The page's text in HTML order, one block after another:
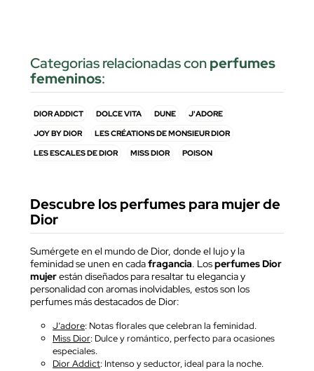
Categorias relacionadas conperfumes
femeninos:
DIOR ADDICT DOLCE VITA DUNE
J'ADORE
JOY BY DIOR
LES CRÉATIONS DE MONSIEUR DIOR
LES ESCALES DE DIOR
MISS DIOR POISON
Descubre los perfumes para mujer de
Dior
Sumérgete en el mundo de Dior, donde el lujo y la
feminidad se unen en cadafragancia. Losperfumes Dior
mujerestán diseñados para resaltar tu elegancia y
personalidad con aromas inolvidables, estos son los
perfumes más destacados de Dior:
J’adore: Notas florales que celebran la feminidad.
Miss Dior: Dulce y romántico, perfecto para ocasiones
especiales.
Dior Addict: Intenso y seductor, ideal para la noche.